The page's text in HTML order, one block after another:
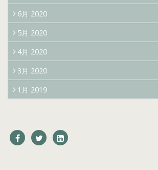
6月 2020
5月 2020
4月 2020
3月 2020
1月 2019